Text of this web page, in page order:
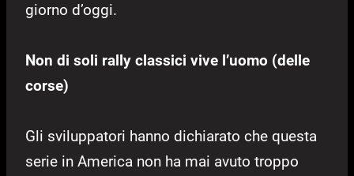
giorno d’oggi.
Non di soli rally classici vive l’uomo (delle
corse)
Gli sviluppatori hanno dichiarato che questa
serie in America non ha mai avuto troppo